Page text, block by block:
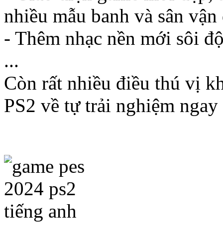
nhiều mẫu banh và sân
- Thêm nhạc nền mới sôi
...
Còn rất nhiều điều thú vị
PS2 về tự trải nghiệm ngay